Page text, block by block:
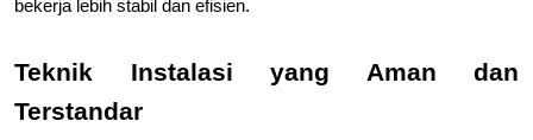
bekerja lebih stabil dan efisien.
Teknik Instalasi yang Aman dan
Terstandar